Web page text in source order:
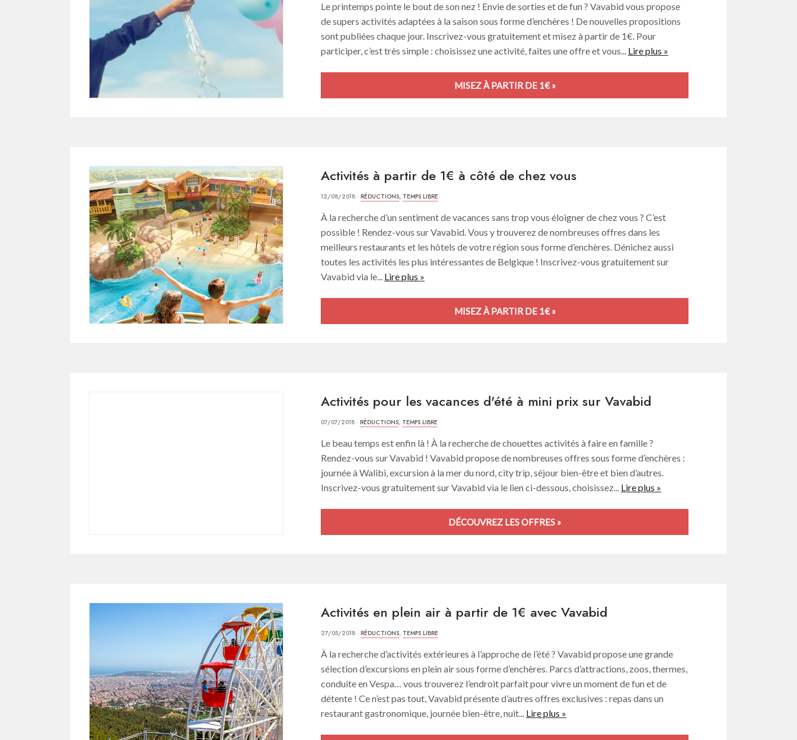
Le printemps pointe le bout de son nez ! Envie de sorties et de fun ? Vavabid vous propose
de supers activités adaptées à la saison sous forme d’enchères ! De nouvelles propositions
sont publiées chaque jour. Inscrivez-vous gratuitement et misez à partir de 1€. Pour
participer, c’est très simple : choisissez une activité, faites une offre et vous... Lire plus »
MISEZ À PARTIR DE 1€ »
Activités à partir de 1€ à côté de chez vous
12/08/2018 · RÉDUCTIONS, TEMPS LIBRE
À la recherche d’un sentiment de vacances sans trop vous éloigner de chez vous ? C’est
possible ! Rendez-vous sur Vavabid. Vous y trouverez de nombreuses offres dans les
meilleurs restaurants et les hôtels de votre région sous forme d’enchères. Dénichez aussi
toutes les activités les plus intéressantes de Belgique ! Inscrivez-vous gratuitement sur
Vavabid via le... Lire plus »
MISEZ À PARTIR DE 1€ »
Activités pour les vacances d'été à mini prix sur Vavabid
07/07/2018 · RÉDUCTIONS, TEMPS LIBRE
Le beau temps est enfin là ! À la recherche de chouettes activités à faire en famille ?
Rendez-vous sur Vavabid ! Vavabid propose de nombreuses offres sous forme d’enchères :
journée à Walibi, excursion à la mer du nord, city trip, séjour bien-être et bien d’autres.
Inscrivez-vous gratuitement sur Vavabid via le lien ci-dessous, choisissez... Lire plus »
DÉCOUVREZ LES OFFRES »
Activités en plein air à partir de 1€ avec Vavabid
27/05/2018 · RÉDUCTIONS, TEMPS LIBRE
À la recherche d’activités extérieures à l’approche de l’été ? Vavabid propose une grande
sélection d’excursions en plein air sous forme d’enchères. Parcs d’attractions, zoos, thermes,
conduite en Vespa… vous trouverez l’endroit parfait pour vivre un moment de fun et de
détente ! Ce n’est pas tout, Vavabid présente d’autres offres exclusives : repas dans un
restaurant gastronomique, journée bien-être, nuit... Lire plus »